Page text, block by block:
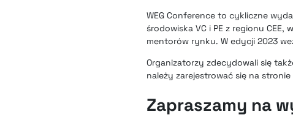
WEG Conference to cykliczne
środowiska VC i PE z regionu
mentorów rynku. W edycji 2023
Organizatorzy zdecydowali się
należy zarejestrować się na
Zapraszamy na